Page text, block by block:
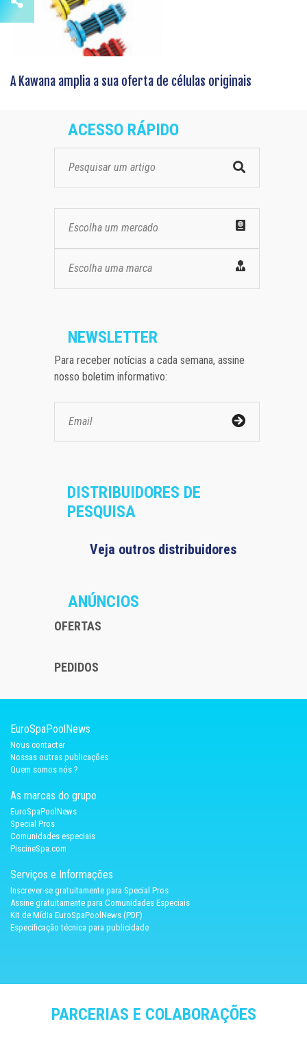
A Kawana amplia a sua oferta de células originais
ACESSO RÁPIDO
Escolha um mercado
Escolha uma marca
NEWSLETTER
Para receber notícias a cada semana, assine
nosso boletim informativo:
DISTRIBUIDORES DE
PESQUISA
Veja outros distribuidores
ANÚNCIOS
OFERTAS
PEDIDOS
EuroSpaPoolNews
Nous contacter
Nossas outras publicações
Quem somos nós ?
As marcas do grupo
EuroSpaPoolNews
Special Pros
Comunidades especiais
PiscineSpa.com
Serviços e Informações
Inscrever-se gratuitamente para Special Pros
Assine gratuitamente para Comunidades Especiais
Kit de Mídia EuroSpaPoolNews (PDF)
Especificação técnica para publicidade
PARCERIAS E COLABORAÇÕES